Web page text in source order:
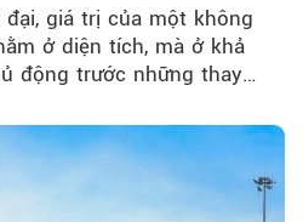
giá trị của một không
ở diện tích, mà ở khả
động trước những thay